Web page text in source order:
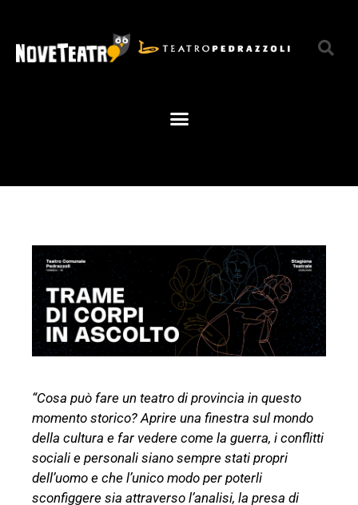
“Cosa può fare un teatro di provincia in questo
momento storico? Aprire una finestra sul mondo
della cultura e far vedere come la guerra, i conflitti
sociali e personali siano sempre stati propri
dell’uomo e che l’unico modo per poterli
sconfiggere sia attraverso l’analisi, la presa di